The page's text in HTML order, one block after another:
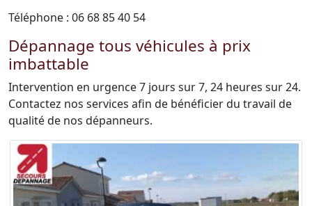
Téléphone : 06 68 85 40 54
Dépannage tous véhicules à prix
imbattable
Intervention en urgence 7 jours sur 7, 24 heures sur 24.
Contactez nos services afin de bénéficier du travail de
qualité de nos dépanneurs.